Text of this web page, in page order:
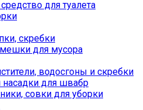
для туалета
скребки
для мусора
водосгоны и скребки
для швабр
совки для уборки